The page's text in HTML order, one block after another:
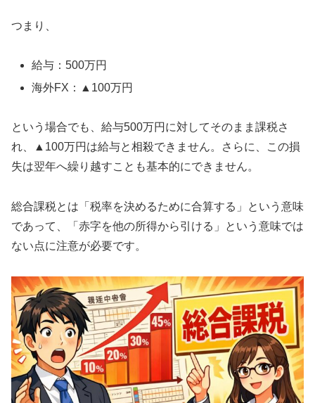
つまり、
給与：500万円
海外FX：▲100万円
という場合でも、給与500万円に対してそのまま課税さ
れ、▲100万円は給与と相殺できません。さらに、この損
失は翌年へ繰り越すことも基本的にできません。
総合課税とは「税率を決めるために合算する」という意味
であって、「赤字を他の所得から引ける」という意味では
ない点に注意が必要です。